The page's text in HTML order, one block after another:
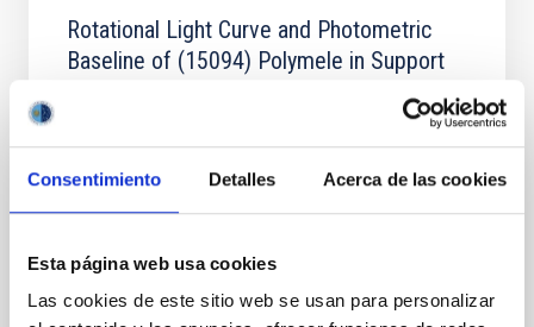
Consentimiento Detalles Acerca de las cookies
Esta página web usa cookies
Las cookies de este sitio web se usan para personalizar
Rotational Light Curve and Photometric
Baseline of (15094) Polymele in Support
We report a rotational light curve and Fourier baseline
primary target of the NASA Lucy mission, obtained
on 2026 May 19─20 and May 21─22 UT with the
Minimization over the combined two-night dataset